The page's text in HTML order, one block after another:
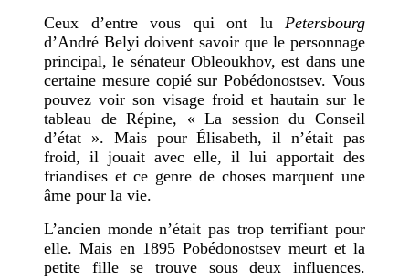
Ceux d’entre vous qui ont lu Petersbourg
d’André Belyi doivent savoir que le personnage
principal, le sénateur Obleoukhov, est dans une
certaine mesure copié sur Pobédonostsev. Vous
pouvez voir son visage froid et hautain sur le
tableau de Répine, « La session du Conseil
d’état ». Mais pour Élisabeth, il n’était pas
froid, il jouait avec elle, il lui apportait des
friandises et ce genre de choses marquent une
âme pour la vie.
L’ancien monde n’était pas trop terrifiant pour
elle. Mais en 1895 Pobédonostsev meurt et la
petite fille se trouve sous deux influences.